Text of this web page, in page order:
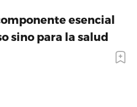
esencial
sino para la salud